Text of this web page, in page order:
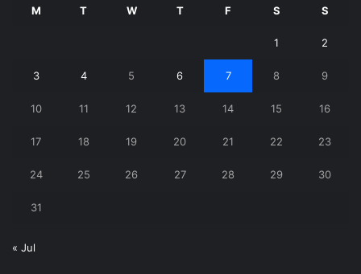
M T W T F S S
1 2
3 4 5 6 7 8 9
10 11 12 13 14 15 16
17 18 19 20 21 22 23
24 25 26 27 28 29 30
31
« Jul